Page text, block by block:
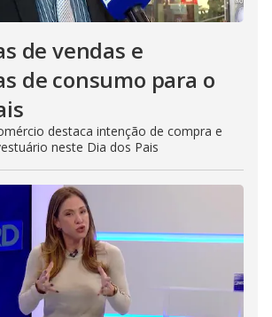
de vendas e
de consumo para o
destaca intenção de compra e
neste Dia dos Pais